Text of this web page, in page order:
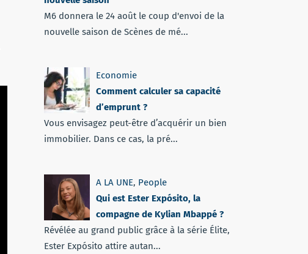
M6 donnera le 24 août le coup d'envoi de la
nouvelle saison de Scènes de mé...
Economie
Comment calculer sa capacité
d’emprunt ?
Vous envisagez peut-être d’acquérir un bien
immobilier. Dans ce cas, la pré...
A LA UNE, People
Qui est Ester Expósito, la
compagne de Kylian Mbappé ?
Révélée au grand public grâce à la série Élite,
Ester Expósito attire autan...